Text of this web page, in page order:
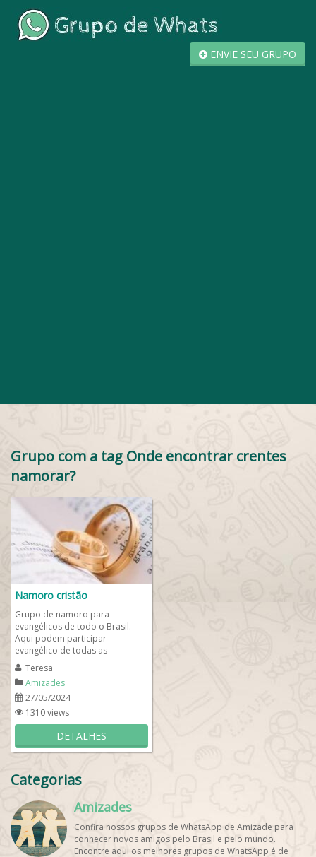
ENVIE SEU GRUPO
Grupo com a tag Onde encontrar crentes
namorar?
Namoro cristão
Grupo de namoro para
evangélicos de todo o Brasil.
Aqui podem participar
evangélico de todas as
denominações cristãs desde que
mantenham o respeito com as...
Teresa
Amizades
27/05/2024
1310 views
DETALHES
Categorias
Amizades
Confira nossos grupos de WhatsApp de Amizade para
conhecer novos amigos pelo Brasil e pelo mundo.
Encontre aqui os melhores grupos de WhatsApp é de